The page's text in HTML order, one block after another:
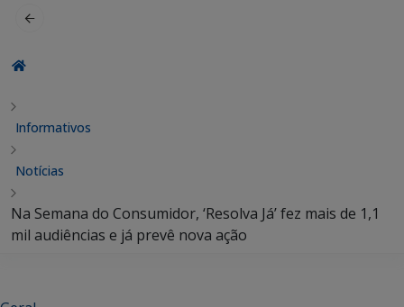
Informativos
Notícias
Na Semana do Consumidor, ‘Resolva Já’ fez mais de 1,1
mil audiências e já prevê nova ação